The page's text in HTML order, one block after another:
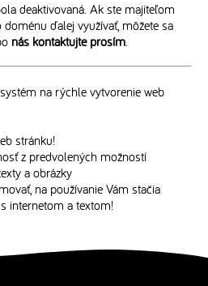
deaktivovaná. Ak ste majiteľom
ďalej využívať, môžete sa
nás kontaktujte prosím.
na rýchle vytvorenie web
stránku!
z predvolených možností
a obrázky
na používanie Vám stačia
internetom a textom!